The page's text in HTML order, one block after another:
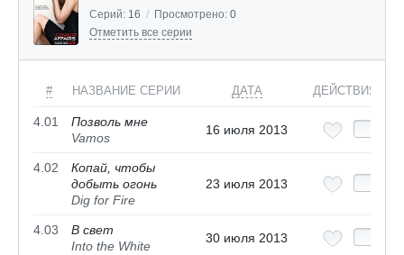
Серий: 16 / Просмотрено: 0
Отметить все серии
# НАЗВАНИЕ СЕРИИ ДАТА ДЕЙСТВИЯ
4.01
Позволь мне
Vamos
16 июля 2013
4.02
Копай, чтобы
добыть огонь
Dig for Fire
23 июля 2013
4.03
В свет
Into the White
30 июля 2013